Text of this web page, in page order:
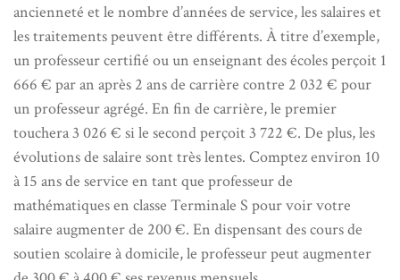
ancienneté et le nombre d’années de service, les salaires et
les traitements peuvent être différents. À titre d’exemple,
un professeur certifié ou un enseignant des écoles perçoit 1
666 € par an après 2 ans de carrière contre 2 032 € pour
un professeur agrégé. En fin de carrière, le premier
touchera 3 026 € si le second perçoit 3 722 €. De plus, les
évolutions de salaire sont très lentes. Comptez environ 10
à 15 ans de service en tant que professeur de
mathématiques en classe Terminale S pour voir votre
salaire augmenter de 200 €. En dispensant des cours de
soutien scolaire à domicile, le professeur peut augmenter